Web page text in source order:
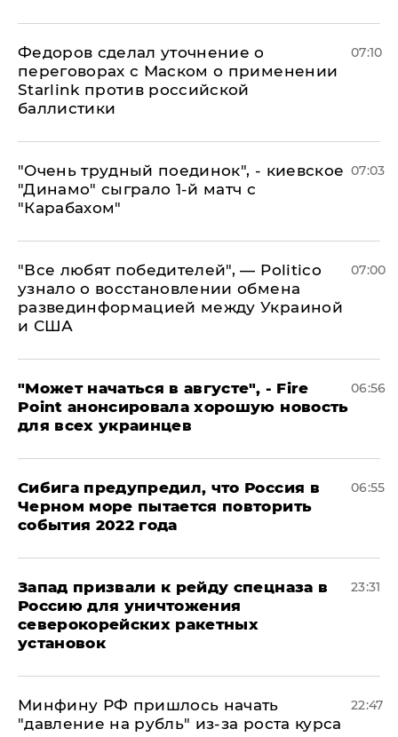
Федоров сделал уточнение о
переговорах с Маском о применении
Starlink против российской
баллистики
07:10
"Очень трудный поединок", - киевское
"Динамо" сыграло 1-й матч с
"Карабахом"
07:03
​"Все любят победителей", — Politico
узнало о восстановлении обмена
развединформацией между Украиной
и США
07:00
"Может начаться в августе", - Fire
Point анонсировала хорошую новость
для всех украинцев
06:56
Сибига предупредил, что Россия в
Черном море пытается повторить
события 2022 года
06:55
Запад призвали к рейду спецназа в
Россию для уничтожения
северокорейских ракетных
установок
23:31
Минфину РФ пришлось начать
"давление на рубль" из-за роста курса
22:47